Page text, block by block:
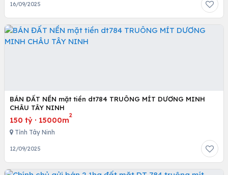
16/09/2025
BÁN ĐẤT NỀN mặt tiền dt784 TRUÔNG MÍT DƯƠNG MINH
CHÂU TÂY NINH
150 tỷ · 15000m
2
Tỉnh Tây Ninh
12/09/2025